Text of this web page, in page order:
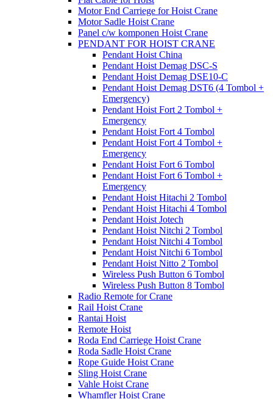
Motor End Carriege for Hoist Crane
Motor Sadle Hoist Crane
Panel c/w komponen Hoist Crane
PENDANT FOR HOIST CRANE
Pendant Hoist China
Pendant Hoist Demag DSC-S
Pendant Hoist Demag DSE10-C
Pendant Hoist Demag DST6 (4 Tombol +
Emergency)
Pendant Hoist Fort 2 Tombol +
Emergency
Pendant Hoist Fort 4 Tombol
Pendant Hoist Fort 4 Tombol +
Emergency
Pendant Hoist Fort 6 Tombol
Pendant Hoist Fort 6 Tombol +
Emergency
Pendant Hoist Hitachi 2 Tombol
Pendant Hoist Hitachi 4 Tombol
Pendant Hoist Jotech
Pendant Hoist Nitchi 2 Tombol
Pendant Hoist Nitchi 4 Tombol
Pendant Hoist Nitchi 6 Tombol
Pendant Hoist Nitto 2 Tombol
Wireless Push Button 6 Tombol
Wireless Push Button 8 Tombol
Radio Remote for Crane
Rail Hoist Crane
Rantai Hoist
Remote Hoist
Roda End Carriege Hoist Crane
Roda Sadle Hoist Crane
Rope Guide Hoist Crane
Sling Hoist Crane
Vahle Hoist Crane
Whamfler Hoist Crane